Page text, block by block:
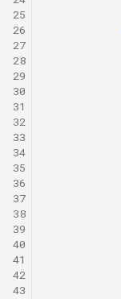
25
26
27
28
29
30
31
32
33
34
35
36
37
38
39
40
41
42
43